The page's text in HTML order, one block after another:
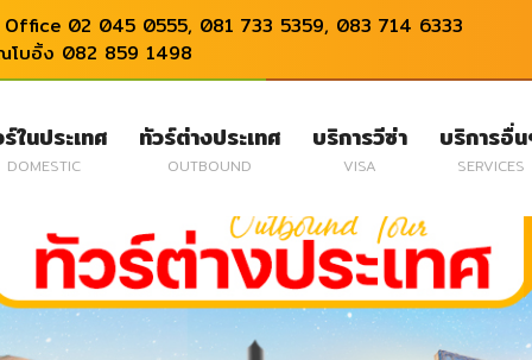
02 045 0555, 081 733 5359, 083 714 6333
โบอิ้ง 082 859 1498
ในประเทศ
DOMESTIC
ทัวร์ต่างประเทศ
OUTBOUND
บริการวีซ่า
VISA
บริการอื่
SERVICES